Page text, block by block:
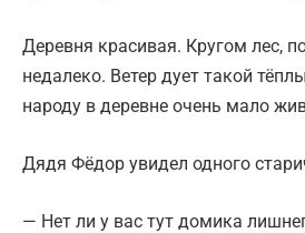
Деревня красивая. Кругом лес,
недалеко. Ветер дует такой
народу в деревне очень мало
Дядя Фёдор увидел одного
— Нет ли у вас тут домика